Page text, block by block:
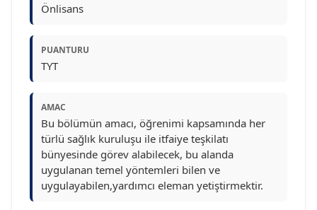
Önlisans
PUANTURU
TYT
AMAC
Bu bölümün amacı, öğrenimi kapsamında her
türlü sağlık kuruluşu ile itfaiye teşkilatı
bünyesinde görev alabilecek, bu alanda
uygulanan temel yöntemleri bilen ve
uygulayabilen,yardımcı eleman yetiştirmektir.